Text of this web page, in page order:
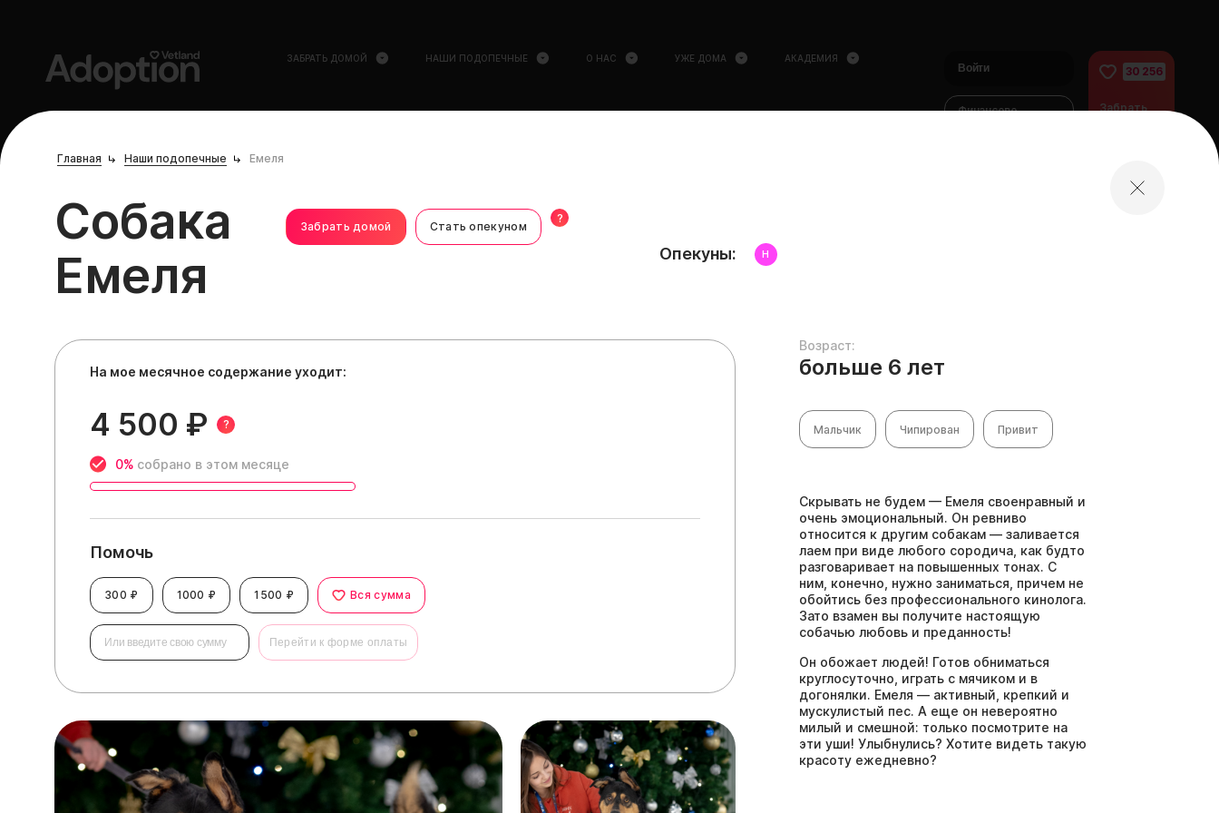
ЗАБРАТЬ ДОМОЙ НАШИ ПОДОПЕЧНЫЕ О НАС УЖЕ ДОМА АКАДЕМИЯ
Войти
Финансово
30 256
Забрать
Главная
Наши подопечные Емеля
Собака
Емеля
Забрать домой Стать опекуном
?
Опекуны: Н
На мое месячное содержание уходит:
4 500 ₽ ?
0% собрано в этом месяце
Помочь
300 ₽ 1000 ₽ 1500 ₽ Вся сумма
Перейти к форме оплаты
Возраст:
больше 6 лет
Мальчик Чипирован Привит
Скрывать не будем — Емеля своенравный и
очень эмоциональный. Он ревниво
относится к другим собакам — заливается
лаем при виде любого сородича, как будто
разговаривает на повышенных тонах. С
ним, конечно, нужно заниматься, причем не
обойтись без профессионального кинолога.
Зато взамен вы получите настоящую
собачью любовь и преданность!
Он обожает людей! Готов обниматься
круглосуточно, играть с мячиком и в
догонялки. Емеля — активный, крепкий и
мускулистый пес. А еще он невероятно
милый и смешной: только посмотрите на
эти уши! Улыбнулись? Хотите видеть такую
красоту ежедневно?